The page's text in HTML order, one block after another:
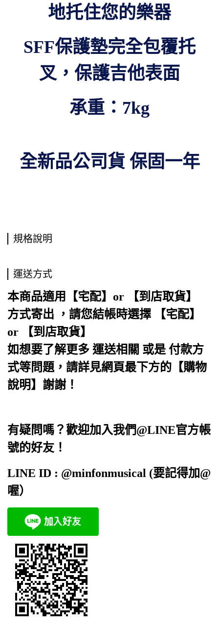
地托住您的樂器
SFF保護墊完全包覆托
叉，保護吉他表面
承重：7kg
全新品公司貨 保固一年
規格說明
運送方式
本商品適用【宅配】or 【到店取貨】
方式寄出 ，請您結帳時選擇 【宅配】
or 【到店取貨】
如想要了解更多 運送相關 或是 付款方
式等問題，請詳見網頁最下方的【購物
說明】謝謝！
有疑問嗎？歡迎加入我們@LINE官方帳
號的好友！
LINE ID : @minfonmusical (要記得加@
喔）